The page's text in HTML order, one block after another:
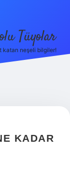
Tüyolar
katan neşeli bilgiler!
KADAR